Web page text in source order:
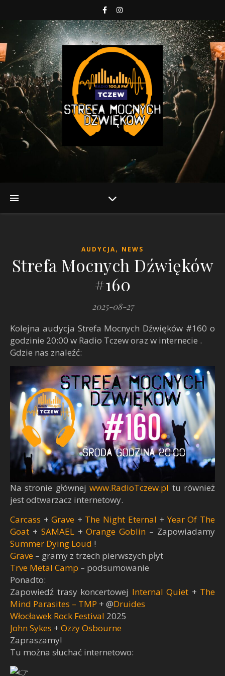
AUDYCJA, NEWS
Strefa Mocnych Dźwięków
#160
2025-08-27
Kolejna audycja Strefa Mocnych Dźwięków #160 o
godzinie 20:00 w Radio Tczew oraz w internecie .
Gdzie nas znaleźć:
Na stronie głównejwww.RadioTczew.pl tu również
jest odtwarzacz internetowy.
Carcass +Grave + The Night Eternal +Year Of The
Goat + SAMAEL+Orange Goblin – Zapowiadamy
Summer Dying Loud !
Grave – gramy z trzech pierwszych płyt
Trve Metal Camp – podsumowanie
Ponadto:
Zapowiedź trasy koncertowej Internal Quiet + The
Mind Parasites – TMP + @Druides
Włocławek Rock Festival 2025
John Sykes + Ozzy Osbourne
Zapraszamy!
Tu można słuchać internetowo: